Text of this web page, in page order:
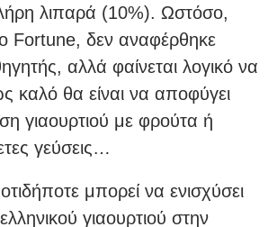
λιπαρά (10%). Ωστόσο,
Fortune, δεν αναφέρθηκε
αλλά φαίνεται λογικό να
καλό θα είναι να αποφύγει
γιαουρτιού με φρούτα ή
γεύσεις…
μπορεί να ενισχύσει
γιαουρτιού στην